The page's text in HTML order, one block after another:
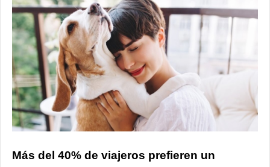
Más del 40% de viajeros prefieren un